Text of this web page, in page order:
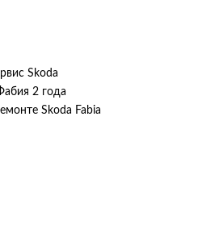
Skoda
2 года
Skoda Fabia